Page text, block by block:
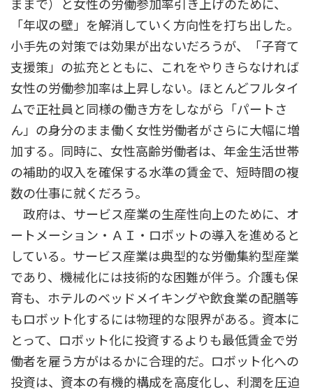
ままで）と女性の労働参加率引き上げのために、
「年収の壁」を解消していく方向性を打ち出した。
小手先の対策では効果が出ないだろうが、「子育て
支援策」の拡充とともに、これをやりきらなければ
女性の労働参加率は上昇しない。ほとんどフルタイ
ムで正社員と同様の働き方をしながら「パートさ
ん」の身分のまま働く女性労働者がさらに大幅に増
加する。同時に、女性高齢労働者は、年金生活世帯
の補助的収入を確保する水準の賃金で、短時間の複
数の仕事に就くだろう。
政府は、サービス産業の生産性向上のために、オ
ートメーション・ＡＩ・ロボットの導入を進めると
している。サービス産業は典型的な労働集約型産業
であり、機械化には技術的な困難が伴う。介護も保
育も、ホテルのベッドメイキングや飲食業の配膳等
もロボット化するには物理的な限界がある。資本に
とって、ロボット化に投資するよりも最低賃金で労
働者を雇う方がはるかに合理的だ。ロボット化への
投資は、資本の有機的構成を高度化し、利潤を圧迫